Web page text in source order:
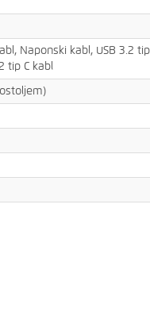
Naponski kabl, USB 3.2
tip C kabl